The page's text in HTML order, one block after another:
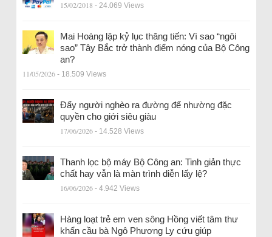
15/02/2018 - 24.069 Views
Mai Hoàng lập kỷ lục thăng tiến: Vì sao “ngôi
sao” Tây Bắc trở thành điểm nóng của Bộ Công
an?
11/05/2026 - 18.509 Views
Đẩy người nghèo ra đường để nhường đặc
quyền cho giới siêu giàu
17/06/2026 - 14.528 Views
Thanh lọc bộ máy Bộ Công an: Tinh giản thực
chất hay vẫn là màn trình diễn lấy lệ?
16/06/2026 - 4.942 Views
Hàng loạt trẻ em ven sông Hồng viết tâm thư
khẩn cầu bà Ngô Phương Ly cứu giúp